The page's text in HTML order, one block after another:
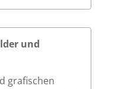
und
grafischen